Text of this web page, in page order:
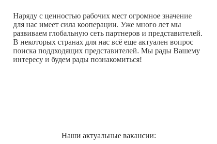
Наряду с ценностью рабочих мест огромное значение
для нас имеет сила кооперации. Уже много лет мы
развиваем глобальную сеть партнеров и представителей.
В некоторых странах для нас всё еще актуален вопрос
поиска поддходящих представителей. Мы рады Вашему
интересу и будем рады познакомиться!
Наши актуальные вакансии: